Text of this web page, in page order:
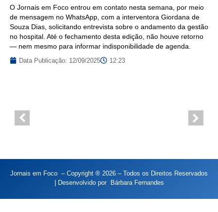
O Jornais em Foco entrou em contato nesta semana, por meio
de mensagem no WhatsApp, com a interventora Giordana de
Souza Dias, solicitando entrevista sobre o andamento da gestão
no hospital. Até o fechamento desta edição, não houve retorno
— nem mesmo para informar indisponibilidade de agenda.
Data Publicação: 12/09/2025 12:23
Jornais em Foco – Copyright ® 2026 – Todos os Direitos Reservados
| Desenvolvido por Bárbara Fernandes